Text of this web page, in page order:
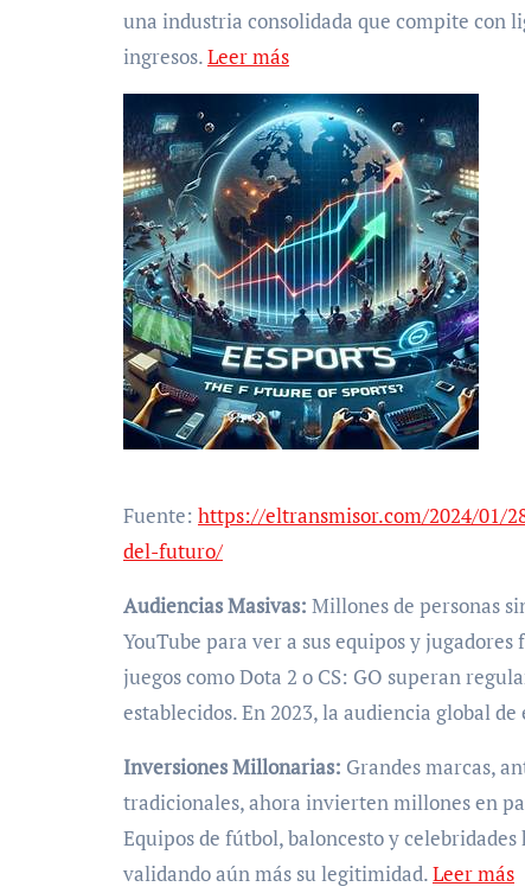
una industria consolidada que compite con
ingresos.Leer más
Fuente: https://eltransmisor.com/2024/01/
del-futuro/
Audiencias Masivas: Millones de personas
YouTube para ver a sus equipos y
juegos como Dota 2 o CS: GO superan
establecidos. En 2023, la audiencia global
Inversiones Millonarias: Grandes marcas,
tradicionales, ahora invierten millones en
Equipos de fútbol, baloncesto y
validando aún más su legitimidad.Leer más